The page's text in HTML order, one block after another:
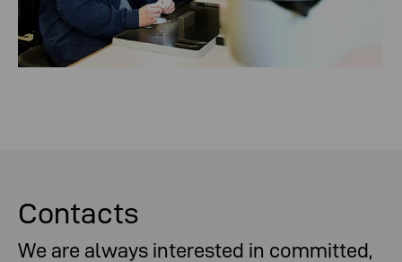
Contacts
We are always interested in committed,